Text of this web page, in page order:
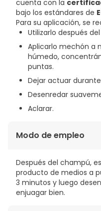
cuenta con la
bajo los estándares de
Para su aplicación, se
Utilizarlo después
Aplicarlo mechón a
húmedo,
puntas.
Dejar actuar durante
Desenredar
Aclarar.
Modo de empleo
Después del champú,
producto de medios a
3 minutos y luego
enjuagar bien.